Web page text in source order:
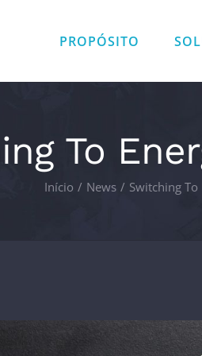
PROPÓSITO
To
Início / News / Switching To